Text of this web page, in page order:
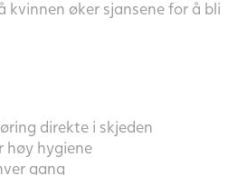
kvinnen øker sjansene for å bli
direkte i skjeden
høy hygiene
gang